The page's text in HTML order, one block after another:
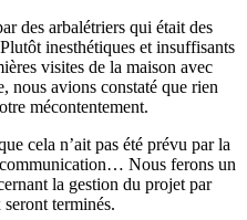
des arbalétriers qui était des
inesthétiques et insuffisants
visites de la maison avec
nous avions constaté que rien
mécontentement.
cela n’ait pas été prévu par la
Nous ferons un
la gestion du projet par
terminés.